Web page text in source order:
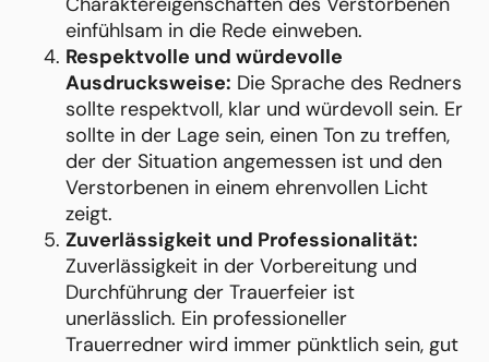
einfühlsam in die Rede einweben.
Respektvolle und würdevolle
Ausdrucksweise: Die Sprache des Redners
sollte respektvoll, klar und würdevoll sein. Er
sollte in der Lage sein, einen Ton zu treffen,
der der Situation angemessen ist und den
Verstorbenen in einem ehrenvollen Licht
zeigt.
Zuverlässigkeit und Professionalität:
Zuverlässigkeit in der Vorbereitung und
Durchführung der Trauerfeier ist
unerlässlich. Ein professioneller
Trauerredner wird immer pünktlich sein, gut